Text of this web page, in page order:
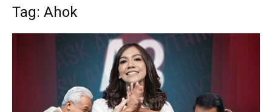
Tag: Ahok